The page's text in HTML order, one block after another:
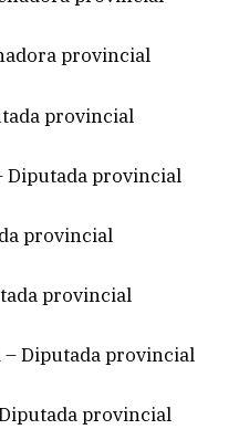
provincial
provincial
Diputada provincial
provincial
provincial
Diputada provincial
provincial